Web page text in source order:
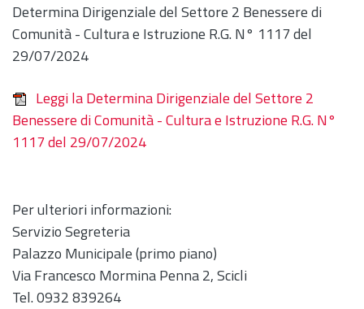
Determina Dirigenziale del Settore 2 Benessere di
Comunità - Cultura e Istruzione R.G. N° 1117 del
29/07/2024
Leggi la Determina Dirigenziale del Settore 2
Benessere di Comunità - Cultura e Istruzione R.G. N°
1117 del 29/07/2024
Per ulteriori informazioni:
Servizio Segreteria
Palazzo Municipale (primo piano)
Via Francesco Mormina Penna 2, Scicli
Tel. 0932 839264